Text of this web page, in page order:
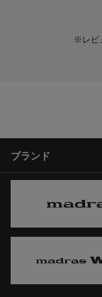
※レビ
ブランド